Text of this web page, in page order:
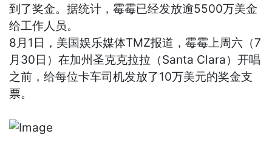
到了奖金。据统计，霉霉已经发放逾5500万美金
给工作人员。
8月1日，美国娱乐媒体TMZ报道，霉霉上周六（7
月30日）在加州圣克克拉拉（Santa Clara）开唱
之前，给每位卡车司机发放了10万美元的奖金支
票。